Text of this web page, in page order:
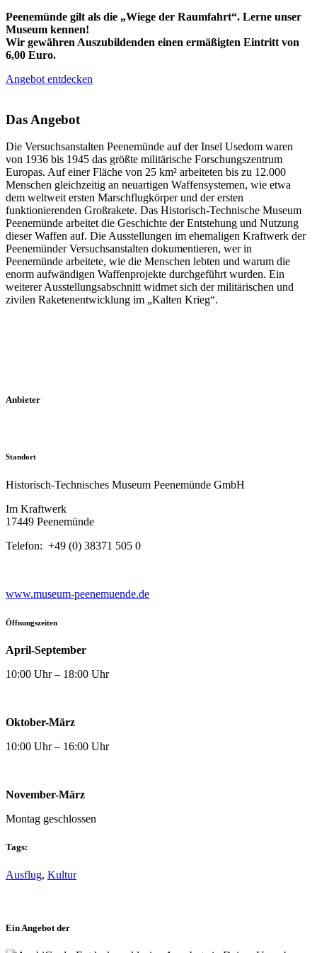
Peenemünde gilt als die „Wiege der Raumfahrt“. Lerne unser
Museum kennen!
Wir gewähren Auszubildenden einen ermäßigten Eintritt von
6,00 Euro.
Angebot entdecken
Das Angebot
Die Versuchsanstalten Peenemünde auf der Insel Usedom waren
von 1936 bis 1945 das größte militärische Forschungszentrum
Europas. Auf einer Fläche von 25 km² arbeiteten bis zu 12.000
Menschen gleichzeitig an neuartigen Waffensystemen, wie etwa
dem weltweit ersten Marschflugkörper und der ersten
funktionierenden Großrakete. Das Historisch-Technische Museum
Peenemünde arbeitet die Geschichte der Entstehung und Nutzung
dieser Waffen auf. Die Ausstellungen im ehemaligen Kraftwerk der
Peenemünder Versuchsanstalten dokumentieren, wer in
Peenemünde arbeitete, wie die Menschen lebten und warum die
enorm aufwändigen Waffenprojekte durchgeführt wurden. Ein
weiterer Ausstellungsabschnitt widmet sich der militärischen und
zivilen Raketenentwicklung im „Kalten Krieg“.
Anbieter
Standort
Historisch-Technisches Museum Peenemünde GmbH
Im Kraftwerk
17449 Peenemünde
Telefon: +49 (0) 38371 505 0
www.museum-peenemuende.de
Öffnungszeiten
April-September
10:00 Uhr – 18:00 Uhr
Oktober-März
10:00 Uhr – 16:00 Uhr
November-März
Montag geschlossen
Tags:
Ausflug, Kultur
Ein Angebot der